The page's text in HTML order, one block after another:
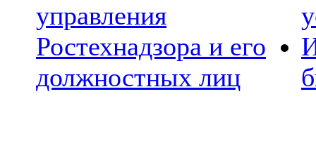
управления
Ростехнадзора и его
должностных лиц